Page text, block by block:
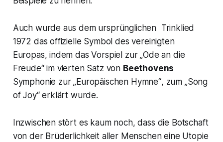
Auch wurde aus dem ursprünglichen Trinklied
1972 das offizielle Symbol des vereinigten
Europas, indem das Vorspiel zur„Ode an die
Freude“im vierten Satz von Beethovens
Symphonie zur„Europäischen Hymne“, zum „Song
of Joy“erklärt wurde.
Inzwischen stört es kaum noch, dass die Botschaft
von der Brüderlichkeit aller Menschen eine Utopie